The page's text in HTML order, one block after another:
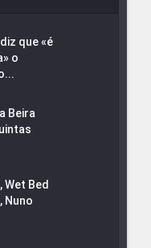
que «é
o
Beira
Wet Bed
Nuno